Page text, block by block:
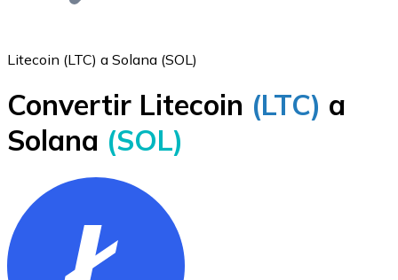
Bitcoin
BTC
Litecoin (LTC) a Solana (SOL)
Convertir Litecoin (LTC) a
Solana (SOL)